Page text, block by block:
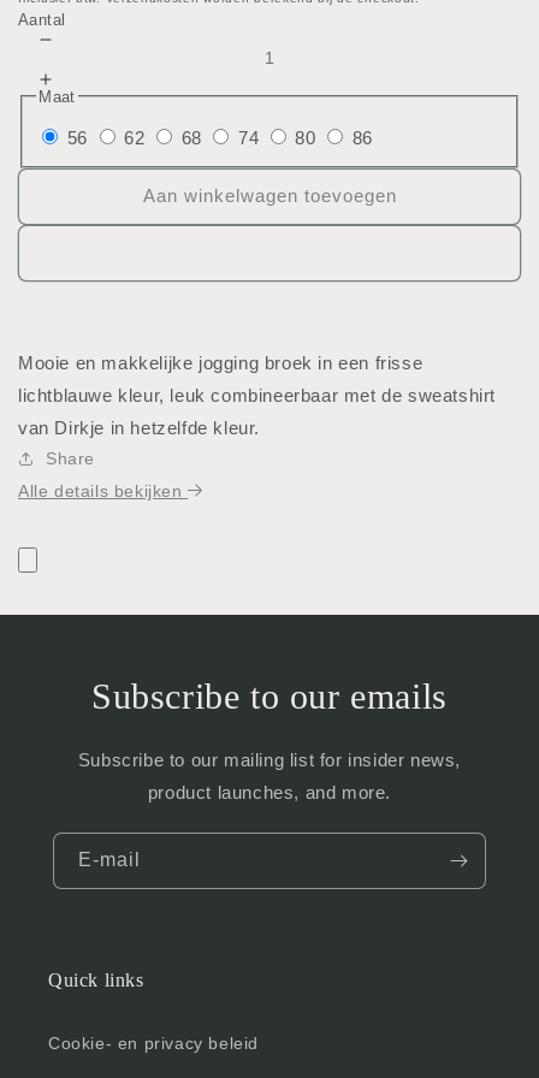
Aantal
verlagen
voor
Licht
blauwe
jogging
Aantal
voor
Licht
Maat
56 62 68 74 80 86
Aan winkelwagen toevoegen
Mooie en makkelijke jogging broek in een frisse
lichtblauwe kleur, leuk combineerbaar met de sweatshirt
van Dirkje in hetzelfde kleur.
Share
Alle details bekijken
Subscribe to our emails
Subscribe to our mailing list for insider news,
product launches, and more.
E‑mail
Quick links
Cookie- en privacy beleid